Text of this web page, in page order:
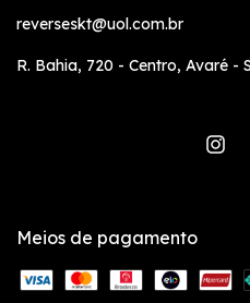
reverseskt@uol.com.br
R. Bahia, 720 - Centro, Avaré -
Meios de pagamento